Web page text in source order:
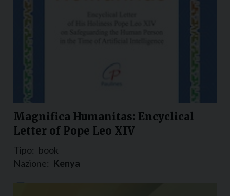
Magnifica Humanitas: Encyclical
Letter of Pope Leo XIV
Tipo: book
Nazione: Kenya